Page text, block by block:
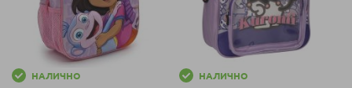
НАЛИЧНО НАЛИЧНО